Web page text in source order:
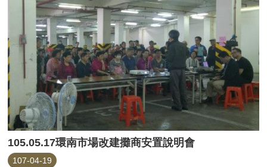
105.05.17環南市場改建攤商安置說明會
107-04-19